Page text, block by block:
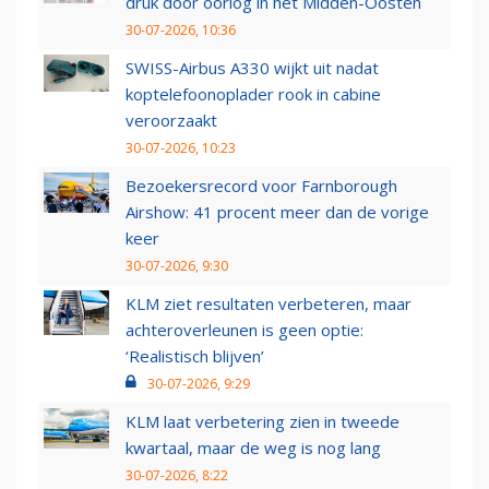
30-07-2026, 10:36
SWISS-Airbus A330 wijkt uit nadat
koptelefoonoplader rook in cabine
veroorzaakt
30-07-2026, 10:23
Bezoekersrecord voor Farnborough
Airshow: 41 procent meer dan de vorige
keer
30-07-2026, 9:30
KLM ziet resultaten verbeteren, maar
achteroverleunen is geen optie:
‘Realistisch blijven’
30-07-2026, 9:29
KLM laat verbetering zien in tweede
kwartaal, maar de weg is nog lang
30-07-2026, 8:22